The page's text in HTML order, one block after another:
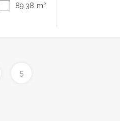
89.38 m²
5